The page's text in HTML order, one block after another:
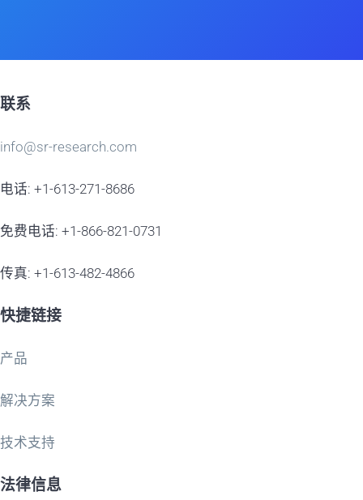
联系
info@sr-research.com
电话: +1-613-271-8686
免费电话: +1-866-821-0731
传真: +1-613-482-4866
快捷链接
产品
解决方案
技术支持
法律信息